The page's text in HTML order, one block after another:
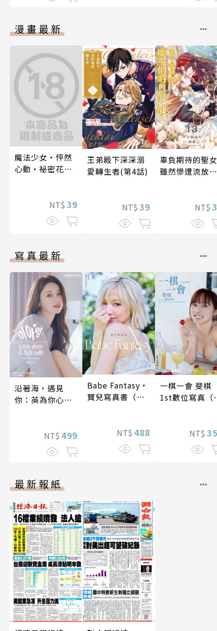
漫畫最新
魔法少女・怦然
心動・祕密花招
NT$ 39
王弟殿下深深溺
愛轉生者(第4話)
NT$ 39
辜負期待的聖女
雖然慘遭流放，
娘。(第13話)
NT$
寫真最新
沿著海，遇見
你：英為你心動
NT$ 499
Babe Fantasy‧
寶兒寫真書（加
NT$ 488
一棋一會 斐棋
1st數位寫真（
NT$
最新報紙